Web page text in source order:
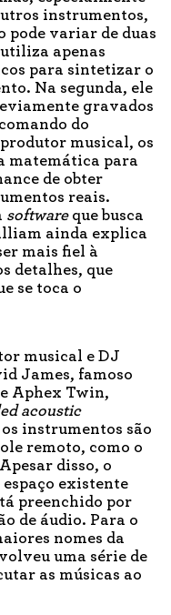
instrumentos,
pode variar de duas
utiliza apenas
para sintetizar o
Na segunda, ele
gravados
do
musical, os
matemática para
de obter
reais.
softwareque busca
ainda explica
mais fiel à
detalhes, que
se toca o
musical e DJ
James, famoso
Aphex Twin,
acoustic
instrumentos são
remoto, como o
disso, o
espaço existente
preenchido por
de áudio. Para o
nomes da
uma série de
as músicas ao